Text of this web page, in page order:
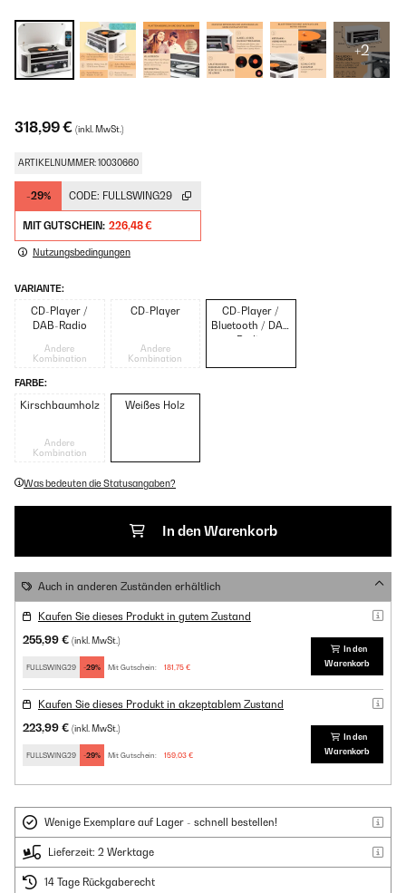
+2
318,99 € (inkl. MwSt.)
ARTIKELNUMMER: 10030660
-29% CODE: FULLSWING29
MIT GUTSCHEIN: 226,48 €
Nutzungsbedingungen
VARIANTE:
CD-Player /
DAB-Radio
Andere
Kombination
CD-Player
Andere
Kombination
CD-Player /
Bluetooth / DAB
Radio
FARBE:
Kirschbaumholz
Andere
Kombination
Weißes Holz
Was bedeuten die Statusangaben?
In den Warenkorb
Auch in anderen Zuständen erhältlich
Kaufen Sie dieses Produkt in gutem Zustand
255,99 € (inkl. MwSt.)
FULLSWING29 -29% Mit Gutschein: 181,75 €
In den
Warenkorb
Kaufen Sie dieses Produkt in akzeptablem Zustand
223,99 € (inkl. MwSt.)
FULLSWING29 -29% Mit Gutschein: 159,03 €
In den
Warenkorb
Wenige Exemplare auf Lager - schnell bestellen!
Lieferzeit: 2 Werktage
14 Tage Rückgaberecht